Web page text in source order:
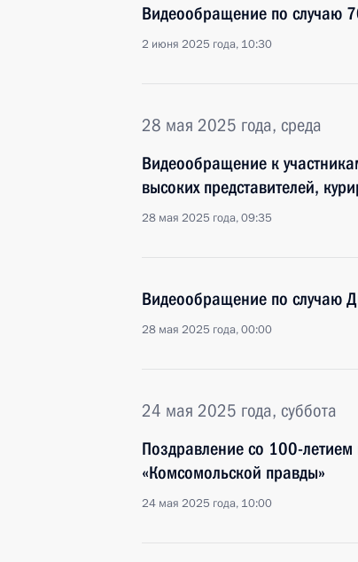
Видеообращение по случаю
2 июня 2025 года, 10:30
28 мая 2025 года, среда
Видеообращение к
высоких представителей,
28 мая 2025 года, 09:35
Видеообращение по случаю
28 мая 2025 года, 00:00
24 мая 2025 года, суббота
Поздравление со 100-
«Комсомольской правды»
24 мая 2025 года, 10:00